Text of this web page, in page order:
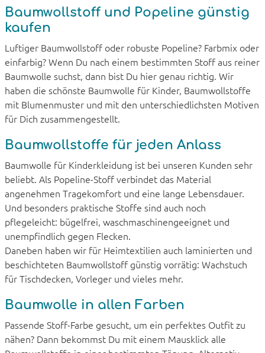
Baumwollstoff und Popeline günstig
kaufen
Luftiger Baumwollstoff oder robuste Popeline? Farbmix oder
einfarbig? Wenn Du nach einem bestimmten Stoff aus reiner
Baumwolle suchst, dann bist Du hier genau richtig. Wir
haben die schönste Baumwolle für Kinder, Baumwollstoffe
mit Blumenmuster und mit den unterschiedlichsten Motiven
für Dich zusammengestellt.
Baumwollstoffe für jeden Anlass
Baumwolle für Kinderkleidung ist bei unseren Kunden sehr
beliebt. Als Popeline-Stoff verbindet das Material
angenehmen Tragekomfort und eine lange Lebensdauer.
Und besonders praktische Stoffe sind auch noch
pflegeleicht: bügelfrei, waschmaschinengeeignet und
unempfindlich gegen Flecken.
Daneben haben wir für Heimtextilien auch laminierten und
beschichteten Baumwollstoff günstig vorrätig: Wachstuch
für Tischdecken, Vorleger und vieles mehr.
Baumwolle in allen Farben
Passende Stoff-Farbe gesucht, um ein perfektes Outfit zu
nähen? Dann bekommst Du mit einem Mausklick alle